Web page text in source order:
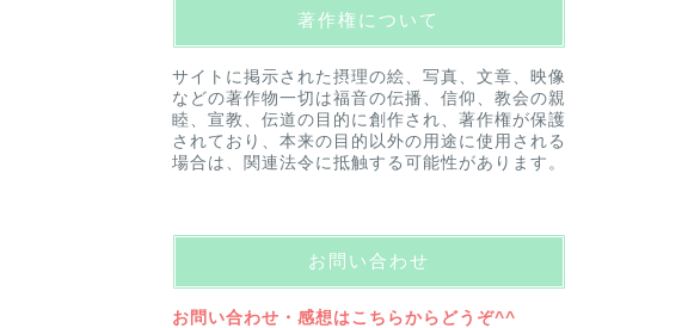
著作権について
サイトに掲示された摂理の絵、写真、文章、映像
などの著作物一切は福音の伝播、信仰、教会の親
睦、宣教、伝道の目的に創作され、著作権が保護
されており、本来の目的以外の用途に使用される
場合は、関連法令に抵触する可能性があります。
お問い合わせ
お問い合わせ・感想はこちらからどうぞ^^